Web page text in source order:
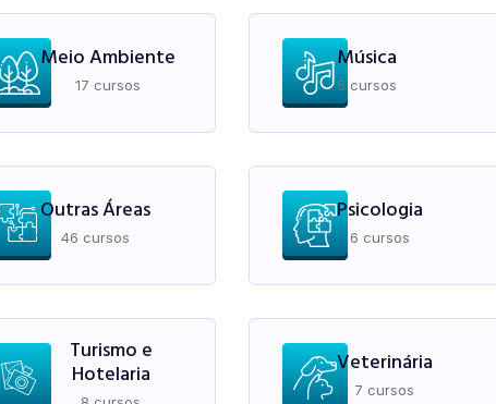
Meio Ambiente
17 cursos
Música
5 cursos
Outras Áreas
46 cursos
Psicologia
6 cursos
Turismo e
Hotelaria Veterinária
7 cursos